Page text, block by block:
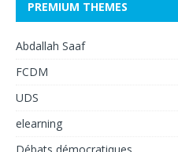
PREMIUM THEMES
Abdallah Saaf
FCDM
UDS
elearning